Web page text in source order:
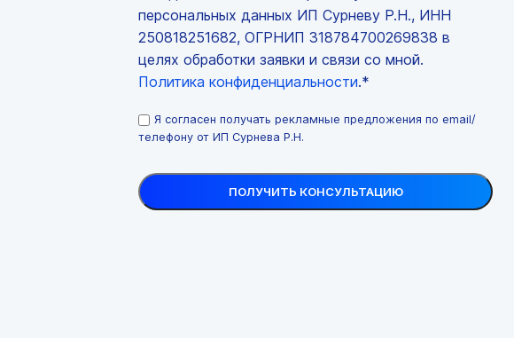
персональных данных ИП Сурневу Р.Н., ИНН
250818251682, ОГРНИП 318784700269838 в
целях обработки заявки и связи со мной.
Политика конфиденциальности.*
Я согласен получать рекламные предложения по email/
телефону от ИП Сурнева Р.Н.